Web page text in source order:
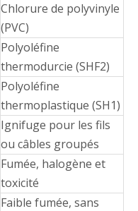
Chlorure de polyvinyle
(PVC)
Polyoléfine
thermodurcie (SHF2)
Polyoléfine
thermoplastique (SH1)
Ignifuge pour les fils
ou câbles groupés
Fumée, halogène et
toxicité
Faible fumée, sans